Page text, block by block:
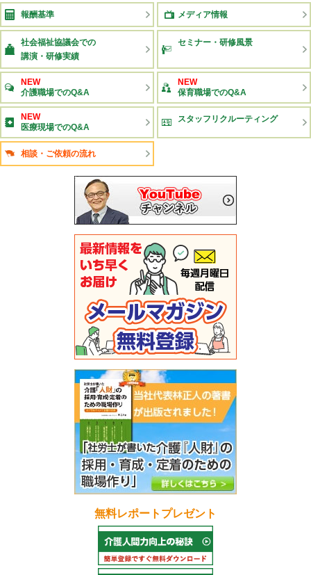
報酬基準 メディア情報
社会福祉協議会での
講演・研修実績
セミナー・研修風景
NEW
介護職場でのQ&A
NEW
保育職場でのQ&A
NEW
医療現場でのQ&A
スタッフリクルーティング
相談・ご依頼の流れ
無料レポートプレゼント